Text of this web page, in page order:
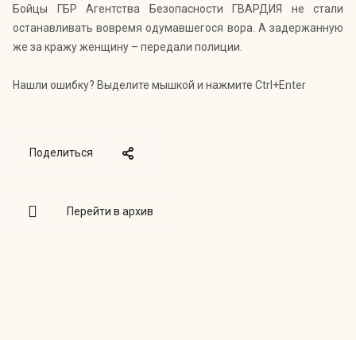
Бойцы ГБР Агентства Безопасности ГВАРДИЯ не стали
останавливать вовремя одумавшегося вора. А задержанную
же за кражу женщину – передали полиции.
Нашли ошибку? Выделите мышкой и нажмите Ctrl+Enter
Поделиться
Перейти в архив